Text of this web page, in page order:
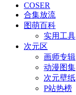
COSER
合集放流
图萌百科
实用工具
次元区
画师专辑
动漫图集
次元壁纸
P站热榜